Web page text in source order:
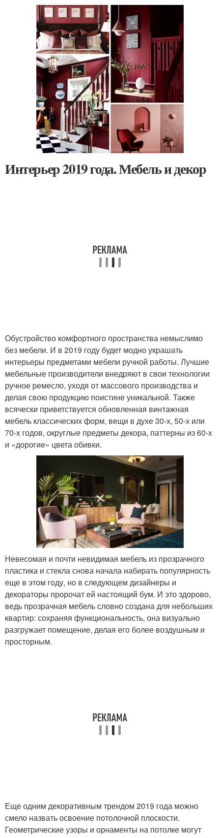
Интерьер 2019 года. Мебель и декор
Обустройство комфортного пространства немыслимо
без мебели. И в 2019 году будет модно украшать
интерьеры предметами мебели ручной работы. Лучшие
мебельные производители внедряют в свои технологии
ручное ремесло, уходя от массового производства и
делая свою продукцию поистине уникальной. Также
всячески приветствуется обновленная винтажная
мебель классических форм, вещи в духе 30-х, 50-х или
70-х годов, округлые предметы декора, паттерны из 60-х
и «дорогие» цвета обивки.
Невесомая и почти невидимая мебель из прозрачного
пластика и стекла снова начала набирать популярность
еще в этом году, но в следующем дизайнеры и
декораторы пророчат ей настоящий бум. И это здорово,
ведь прозрачная мебель словно создана для небольших
квартир: сохраняя функциональность, она визуально
разгружает помещение, делая его более воздушным и
просторным.
Еще одним декоративным трендом 2019 года можно
смело назвать освоение потолочной плоскости.
Геометрические узоры и орнаменты на потолке могут